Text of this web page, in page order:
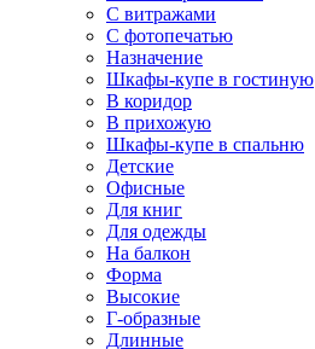
С витражами
С фотопечатью
Назначение
Шкафы-купе в гостиную
В коридор
В прихожую
Шкафы-купе в спальню
Детские
Офисные
Для книг
Для одежды
На балкон
Форма
Высокие
Г-образные
Длинные